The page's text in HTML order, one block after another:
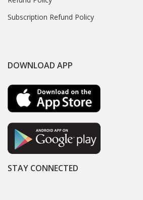
Subscription Refund Policy
DOWNLOAD APP
STAY CONNECTED